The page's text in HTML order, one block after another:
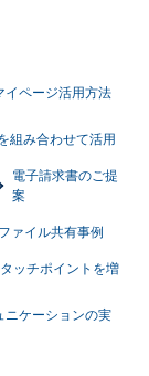
イページ活用方法
組み合わせて活用
電子請求書のご提
案
ァイル共有事例
ッチポイントを増
ニケーションの実